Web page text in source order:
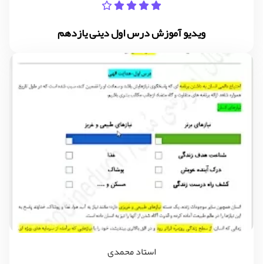
ویدیو آموزش درس اول دینی یازدهم
استاد محمدی